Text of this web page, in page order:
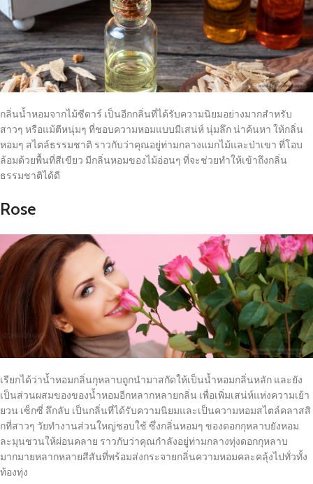
กลิ่นน้ำหอมจากไม้ซีดาร์ เป็นอีกกลิ่นที่ได้รับความนิยมอย่างมากสำหรับ
สาวๆ หรือแม้ตีหนุ่มๆ ที่ชอบความหอมแบบมีเสน่ห์ นุ่มลึก น่าค้นหา ให้กลิ่น
หอมๆ สไตล์ธรรมชาติ ราวกับว่าคุณอยู่ท่ามกลางแมกไม้และป่าเขา ที่โอบ
ล้อมด้วยพื้นที่สีเขียว มีกลิ่นหอมของไม้อ่อนๆ ที่จะช่วยทำให้เข้าถึงกลิ่น
ธรรมชาติได้ดี
Rose
เรียกได้ว่าน้ำหอมกลิ่นกุหลาบถูกนำมาสกัดให้เป็นน้ำหอมกลิ่นหลัก และยัง
เป็นส่วนผสมของของน้ำหอมอีกหลากหลายกลิ่น เพื่อเพิ่มเสน่ห์แห่งความเย้า
ยวน เซ็กซี่ ลึกลับ เป็นกลิ่นที่ได้รับความนิยมและเป็นความหอมสไตล์คลาสสิ
กที่สาวๆ วัยทำงานส่วนใหญ่ชอบใช้ ซึ่งกลิ่นหอมๆ ของดอกกุหลาบยังหอม
ละมุนชวนให้ผ่อนคลาย ราวกับว่าคุณกำลังอยู่ท่ามกลางทุ่งดอกกุหลาบ
มากมายหลากหลายสีสันที่พร้อมส่งกระจายกลิ่นความหอมคละคลุ้งไปทั่วทั้ง
ท้องทุ่ง